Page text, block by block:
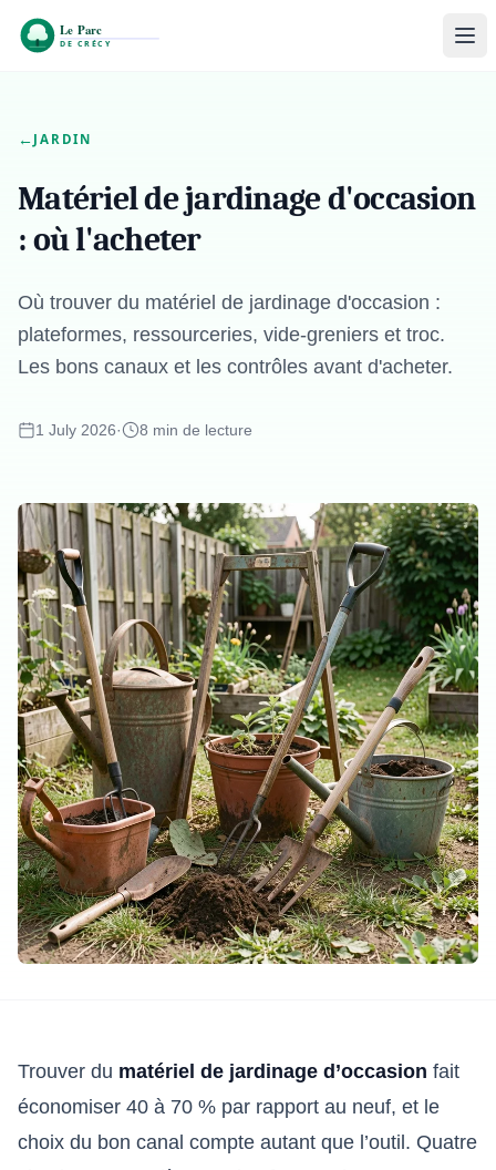
← JARDIN
Matériel de jardinage d'occasion
: où l'acheter
Où trouver du matériel de jardinage d'occasion :
plateformes, ressourceries, vide-greniers et troc.
Les bons canaux et les contrôles avant d'acheter.
1 July 2026· 8 min de lecture
Trouver du matériel de jardinage d’occasion fait
économiser 40 à 70 % par rapport au neuf, et le
choix du bon canal compte autant que l’outil. Quatre